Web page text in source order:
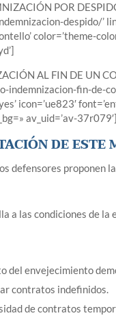
POR
despido/’
color=’theme-
AL FIN DE UN
indemnizacion-fin-de-
icon=’ue823′
av_uid=’av-37r079′]
DE ESTE
defensores proponen
a las condiciones de la
del envejecimiento
contratos indefinidos.
de contratos